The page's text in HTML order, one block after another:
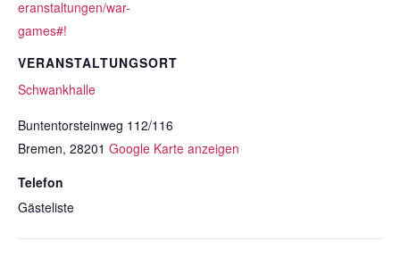
eranstaltungen/war-
games#!
VERANSTALTUNGSORT
Schwankhalle
Buntentorsteinweg 112/116
Bremen, 28201 Google Karte anzeigen
Telefon
Gästeliste